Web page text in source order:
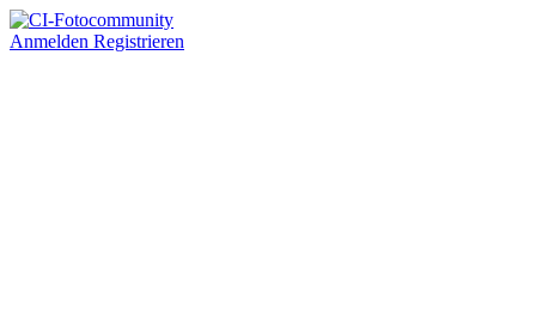
Anmelden Registrieren